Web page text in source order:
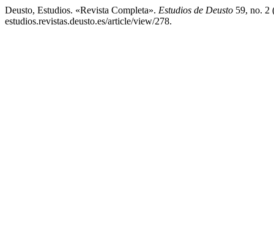
Deusto, Estudios. «Revista Completa». Estudios de Deusto 59, no. 2
estudios.revistas.deusto.es/article/view/278.